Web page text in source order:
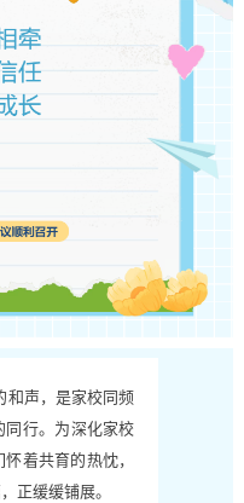
和声，是家校同频
同行。为深化家校
着共育的热忱，
正缓缓铺展。